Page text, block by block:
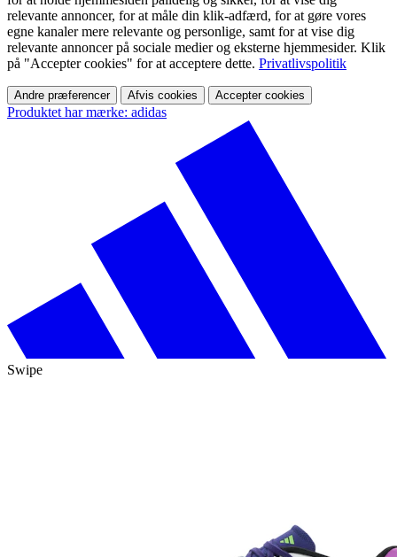
relevante annoncer, for at måle din klik-adfærd, for at gøre vores
egne kanaler mere relevante og personlige, samt for at vise dig
relevante annoncer på sociale medier og eksterne hjemmesider. Klik
på "Accepter cookies" for at acceptere dette. Privatlivspolitik
Andre præferencer Afvis cookies Accepter cookies
Produktet har mærke: adidas
Swipe